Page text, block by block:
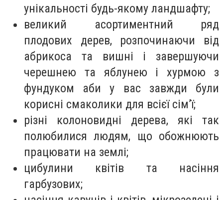
унікальності будь-якому ландшафту;
великий асортиментний ряд
плодових дерев, розпочинаючи від
абрикоса та вишні і завершуючи
черешнею та яблунею і хурмою з
фундуком аби у вас завжди були
корисні смаколики для всієї сім’ї;
різні колоновидні дерева, які так
полюбилися людям, що обожнюють
працювати на землі;
цибулини квітів та насіння
гарбузових;